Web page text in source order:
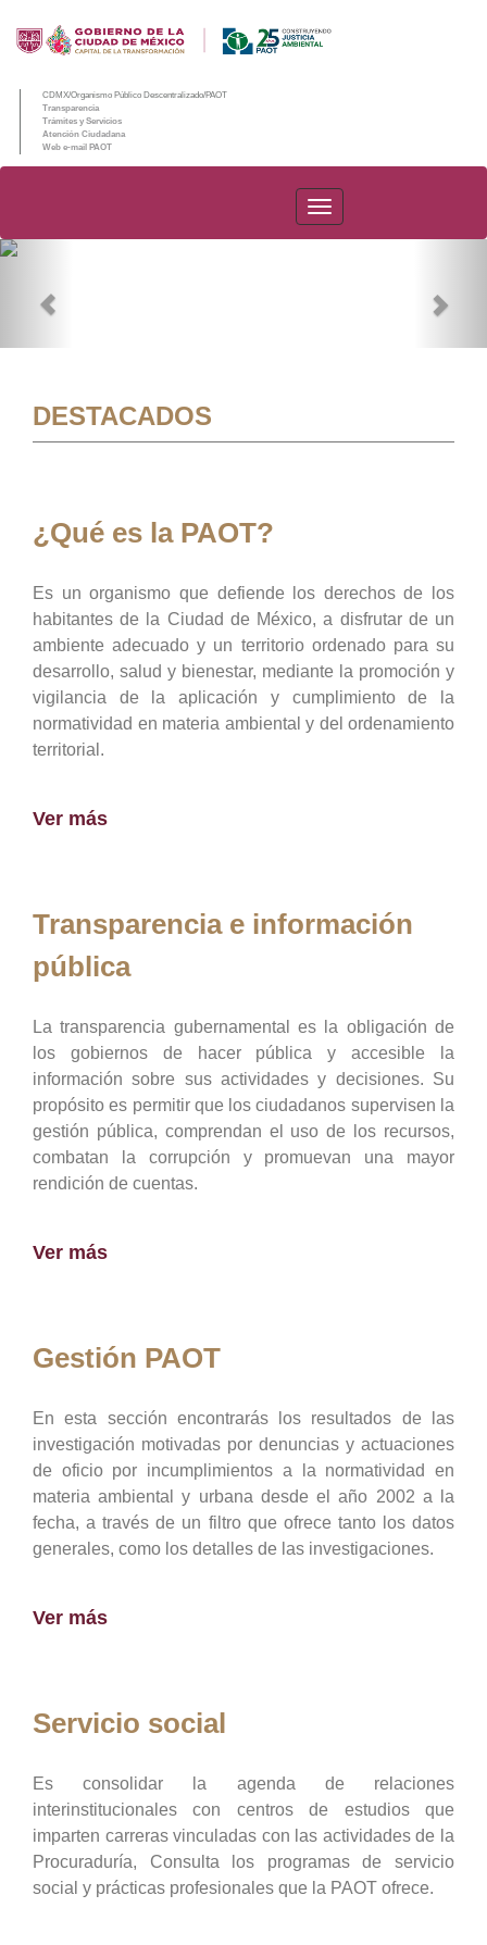
CDMX/Organismo Público Descentralizado/PAOT
Transparencia
Trámites y Servicios
Atención Ciudadana
Web e-mail PAOT
PAOT
DESTACADOS
¿Qué es la PAOT?
Es un organismo que defiende los derechos de los
habitantes de la Ciudad de México, a disfrutar de un
ambiente adecuado y un territorio ordenado para su
desarrollo, salud y bienestar, mediante la promoción y
vigilancia de la aplicación y cumplimiento de la
normatividad en materia ambiental y del ordenamiento
territorial.
Ver más
Transparencia e información
pública
La transparencia gubernamental es la obligación de
los gobiernos de hacer pública y accesible la
información sobre sus actividades y decisiones. Su
propósito es permitir que los ciudadanos supervisen la
gestión pública, comprendan el uso de los recursos,
combatan la corrupción y promuevan una mayor
rendición de cuentas.
Ver más
Gestión PAOT
En esta sección encontrarás los resultados de las
investigación motivadas por denuncias y actuaciones
de oficio por incumplimientos a la normatividad en
materia ambiental y urbana desde el año 2002 a la
fecha, a través de un filtro que ofrece tanto los datos
generales, como los detalles de las investigaciones.
Ver más
Servicio social
Es consolidar la agenda de relaciones
interinstitucionales con centros de estudios que
imparten carreras vinculadas con las actividades de la
Procuraduría, Consulta los programas de servicio
social y prácticas profesionales que la PAOT ofrece.